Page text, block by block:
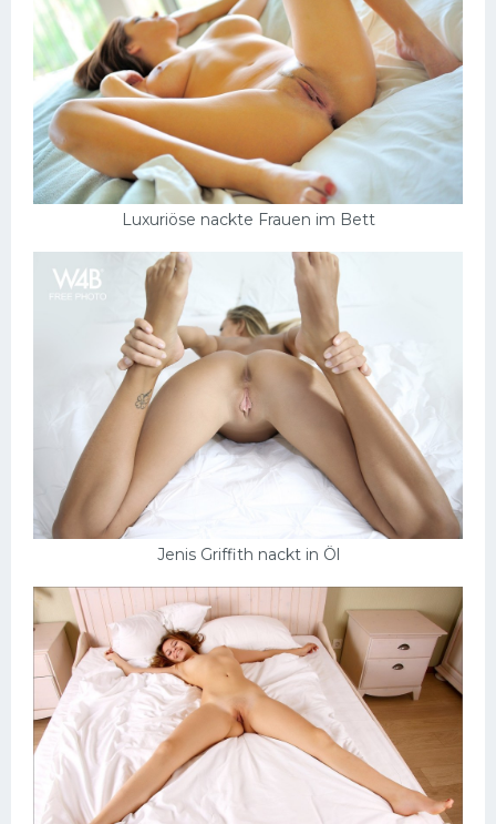
Luxuriöse nackte Frauen im Bett
Jenis Griffith nackt in Öl